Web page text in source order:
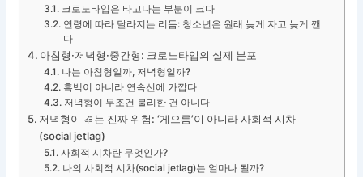
크로노타입은 타고나는 부분이 크다
연령에 따라 달라지는 리듬: 청소년은 원래 늦게 자고 늦게 깬
다
아침형·저녁형·중간형: 크로노타입의 실제 분포
나는 아침형일까, 저녁형일까?
흑백이 아니라 연속선에 가깝다
저녁형이 무조건 불리한 건 아니다
저녁형이 겪는 진짜 위험: ‘게으름’이 아니라 사회적 시차
(social jetlag)
사회적 시차란 무엇인가?
나의 사회적 시차(social jetlag)는 얼마나 될까?